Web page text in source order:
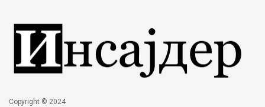
Copyright © 2024